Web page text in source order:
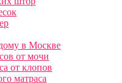
в Москве
от мочи
от клопов
матраса